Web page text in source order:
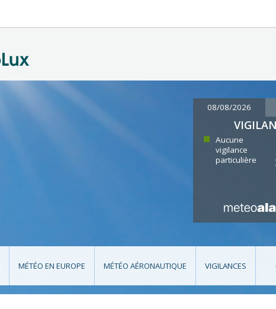
08/08/2026
Aucune
vigilance
particulière
MÉTÉO EN EUROPE MÉTÉO AÉRONAUTIQUE VIGILANCES